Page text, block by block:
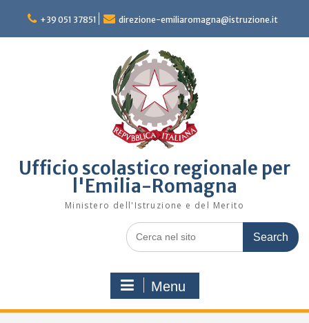
content
+39 051 37851 direzione-emiliaromagna@istruzione.it
Ufficio scolastico regionale per
l'Emilia-Romagna
Ministero dell'Istruzione e del Merito
Search
for:
Menu